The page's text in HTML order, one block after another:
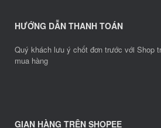
HƯỚNG DẪN THANH TOÁN
Quý khách lưu ý chốt đơn trước với Shop
mua hàng
GIAN HÀNG TRÊN SHOPEE